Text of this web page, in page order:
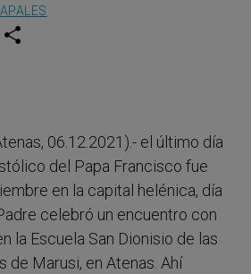
w
06.12.2021).- el último día
del Papa Francisco fue
en la capital helénica, día
celebró un encuentro con
la Escuela San Dionisio de las
de Marusi, en Atenas. Ahí